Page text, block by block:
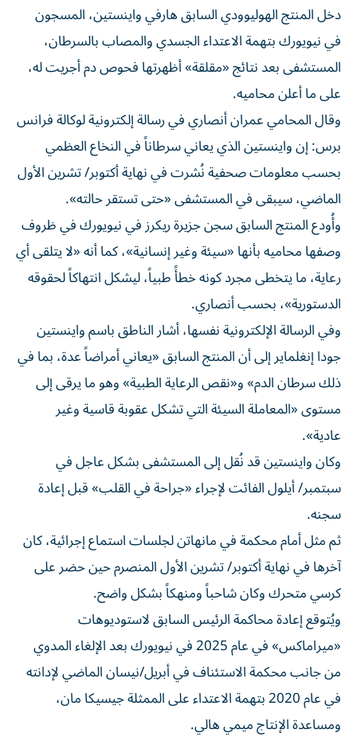
دخل المنتج الهوليوودي السابق هارفي واينستين، المسجون
في نيويورك بتهمة الاعتداء الجسدي والمصاب بالسرطان،
المستشفى بعد نتائج «مقلقة» أظهرتها فحوص دم أجريت له،
على ما أعلن محاميه.
وقال المحامي عمران أنصاري في رسالة إلكترونية لوكالة فرانس
برس: إن واينستين الذي يعاني سرطاناً في النخاع العظمي
بحسب معلومات صحفية نُشرت في نهاية أكتوبر/ تشرين الأول
الماضي، سيبقى في المستشفى «حتى تستقر حالته».
وأُودع المنتج السابق سجن جزيرة ريكرز في نيويورك في ظروف
وصفها محاميه بأنها «سيئة وغير إنسانية»، كما أنه «لا يتلقى أي
رعاية، ما يتخطى مجرد كونه خطأً طبياً، ليشكل انتهاكاً لحقوقه
الدستورية»، بحسب أنصاري.
وفي الرسالة الإلكترونية نفسها، أشار الناطق باسم واينستين
جودا إنغلماير إلى أن المنتج السابق «يعاني أمراضاً عدة، بما في
ذلك سرطان الدم» و«نقص الرعاية الطبية» وهو ما يرقى إلى
مستوى «المعاملة السيئة التي تشكل عقوبة قاسية وغير
عادية».
وكان واينستين قد نُقل إلى المستشفى بشكل عاجل في
سبتمبر/ أيلول الفائت لإجراء «جراحة في القلب» قبل إعادة
سجنه.
ثم مثل أمام محكمة في مانهاتن لجلسات استماع إجرائية، كان
آخرها في نهاية أكتوبر/ تشرين الأول المنصرم حين حضر على
كرسي متحرك وكان شاحباً ومنهكاً بشكل واضح.
ويُتوقع إعادة محاكمة الرئيس السابق لاستوديوهات
«ميراماكس» في عام 2025 في نيويورك بعد الإلغاء المدوي
من جانب محكمة الاستئناف في أبريل/نيسان الماضي لإدانته
في عام 2020 بتهمة الاعتداء على الممثلة جيسيكا مان،
ومساعدة الإنتاج ميمي هالي.